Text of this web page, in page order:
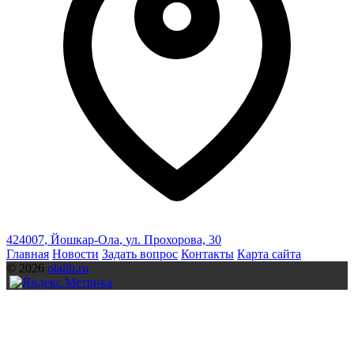
424007, Йошкар-Ола, ул. Прохорова, 30
Главная Новости Задать вопрос Контакты Карта сайта
© 2026 olalib.ru